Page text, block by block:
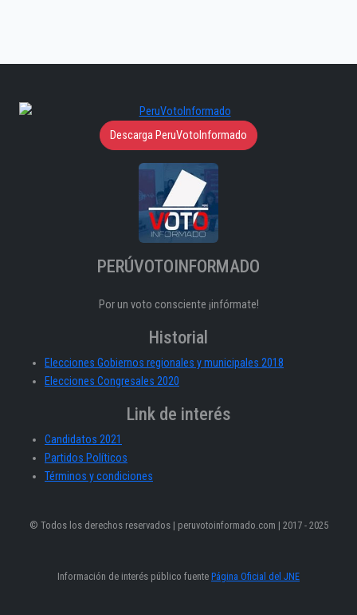
Descarga PeruVotoInformado
PERÚVOTOINFORMADO
Por un voto consciente ¡infórmate!
Historial
Elecciones Gobiernos regionales y municipales 2018
Elecciones Congresales 2020
Link de interés
Candidatos 2021
Partidos Políticos
Términos y condiciones
© Todos los derechos reservados | peruvotoinformado.com | 2017 - 2025
Información de interés público fuente Página Oficial del JNE